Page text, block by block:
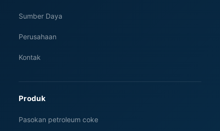
Sumber Daya
Perusahaan
Kontak
Produk
Pasokan petroleum coke